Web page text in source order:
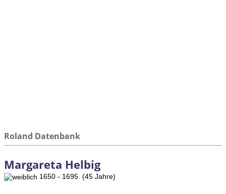
Roland Datenbank
Margareta Helbig
1650 - 1695 (45 Jahre)